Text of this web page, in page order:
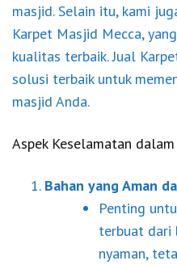
masjid. Selain itu, kami
Karpet Masjid Mecca,
kualitas terbaik. Jual
solusi terbaik untuk
masjid Anda.
Aspek Keselamatan
Bahan yang Aman
Penting
terbuat dari
nyaman,